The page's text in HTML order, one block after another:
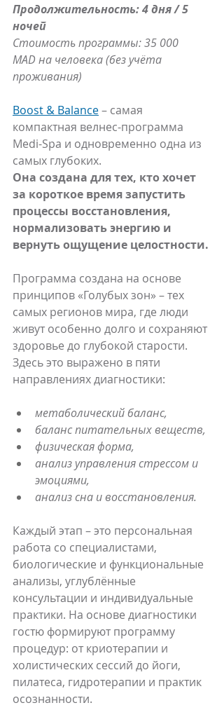
Продолжительность: 4 дня / 5
ночей
Стоимость программы: 35 000
MAD на человека (без учёта
проживания)
Boost & Balance – самая
компактная велнес-программа
Medi-Spa и одновременно одна из
самых глубоких.
Она создана для тех, кто хочет
за короткое время запустить
процессы восстановления,
нормализовать энергию и
вернуть ощущение целостности.
Программа создана на основе
принципов «Голубых зон» – тех
самых регионов мира, где люди
живут особенно долго и сохраняют
здоровье до глубокой старости.
Здесь это выражено в пяти
направлениях диагностики:
метаболический баланс,
баланс питательных веществ,
физическая форма,
анализ управления стрессом и
эмоциями,
анализ сна и восстановления.
Каждый этап – это персональная
работа со специалистами,
биологические и функциональные
анализы, углублённые
консультации и индивидуальные
практики. На основе диагностики
гостю формируют программу
процедур: от криотерапии и
холистических сессий до йоги,
пилатеса, гидротерапии и практик
осознанности.